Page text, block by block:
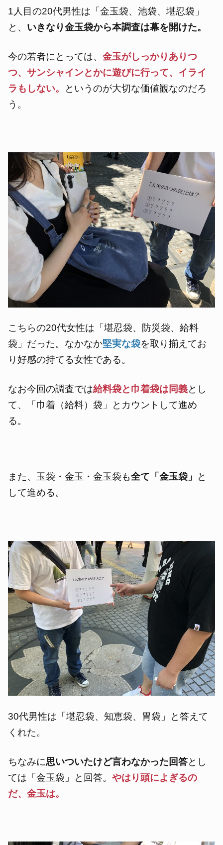
1人目の20代男性は「金玉袋、池袋、堪忍袋」
と、 いきなり金玉袋から本調査は幕を開けた。
今の若者にとっては、金玉がしっかりありつ
つ、サンシャインとかに遊びに行って、イライ
ラもしない。
というのが大切な価値観なのだろ
う。
こちらの20代女性は「堪忍袋、防災袋、給料
袋」だった。なかなか堅実な袋を取り揃えてお
り好感の持てる女性である。
なお今回の調査では給料袋と巾着袋は同義とし
て、「巾着（給料）袋」とカウントして進め
る。
また、玉袋・金玉・金玉袋も全て「金玉袋」
と
して進める。
30代男性は「堪忍袋、知恵袋、胃袋」と答えて
くれた。
ちなみに思いついたけど言わなかった回答とし
ては「金玉袋」と回答。やはり頭によぎるの
だ、金玉は。